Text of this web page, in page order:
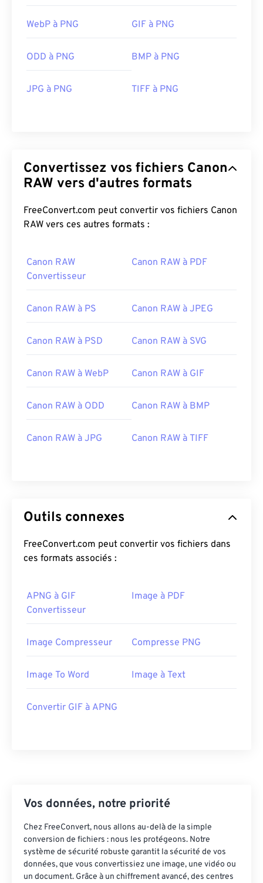
WebP à PNG GIF à PNG
ODD à PNG BMP à PNG
JPG à PNG TIFF à PNG
Convertissez vos fichiers Canon
RAW vers d'autres formats
FreeConvert.com peut convertir vos fichiers Canon
RAW vers ces autres formats :
Canon RAW
Convertisseur
Canon RAW à PDF
Canon RAW à PS Canon RAW à JPEG
Canon RAW à PSD Canon RAW à SVG
Canon RAW à WebP Canon RAW à GIF
Canon RAW à ODD Canon RAW à BMP
Canon RAW à JPG Canon RAW à TIFF
Outils connexes
FreeConvert.com peut convertir vos fichiers dans
ces formats associés :
APNG à GIF
Convertisseur
Image à PDF
Image Compresseur Compresse PNG
Image To Word Image à Text
Convertir GIF à APNG
Vos données, notre priorité
Chez FreeConvert, nous allons au-delà de la simple
conversion de fichiers : nous les protégeons. Notre
système de sécurité robuste garantit la sécurité de vos
données, que vous convertissiez une image, une vidéo ou
un document. Grâce à un chiffrement avancé, des centres